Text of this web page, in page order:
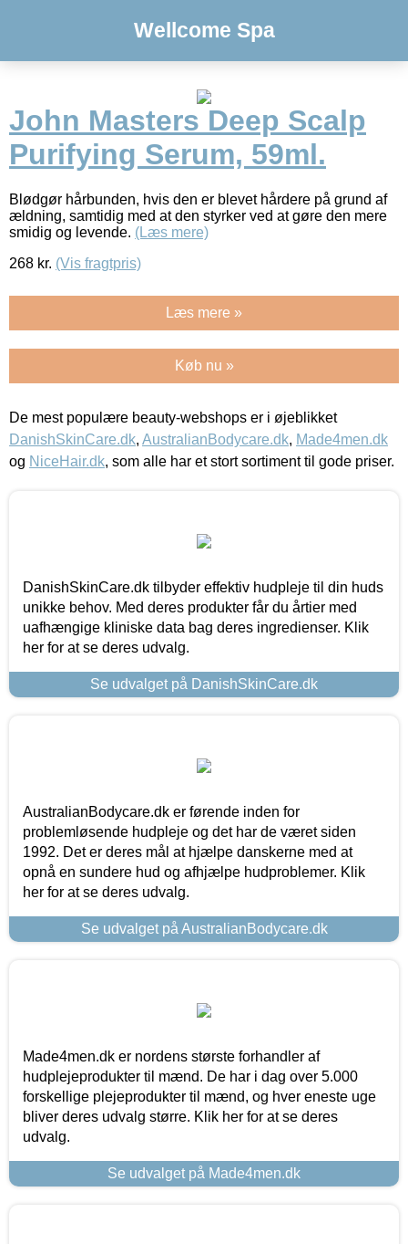
Wellcome Spa
John Masters Deep Scalp
Purifying Serum, 59ml.
Blødgør hårbunden, hvis den er blevet hårdere på grund af
ældning, samtidig med at den styrker ved at gøre den mere
smidig og levende. (Læs mere)
268 kr. (Vis fragtpris)
Læs mere »
Køb nu »
De mest populære beauty-webshops er i øjeblikket
DanishSkinCare.dk, AustralianBodycare.dk, Made4men.dk
og NiceHair.dk, som alle har et stort sortiment til gode priser.
DanishSkinCare.dk tilbyder effektiv hudpleje til din huds
unikke behov. Med deres produkter får du årtier med
uafhængige kliniske data bag deres ingredienser. Klik
her for at se deres udvalg.
Se udvalget på DanishSkinCare.dk
AustralianBodycare.dk er førende inden for
problemløsende hudpleje og det har de været siden
1992. Det er deres mål at hjælpe danskerne med at
opnå en sundere hud og afhjælpe hudproblemer. Klik
her for at se deres udvalg.
Se udvalget på AustralianBodycare.dk
Made4men.dk er nordens største forhandler af
hudplejeprodukter til mænd. De har i dag over 5.000
forskellige plejeprodukter til mænd, og hver eneste uge
bliver deres udvalg større. Klik her for at se deres
udvalg.
Se udvalget på Made4men.dk